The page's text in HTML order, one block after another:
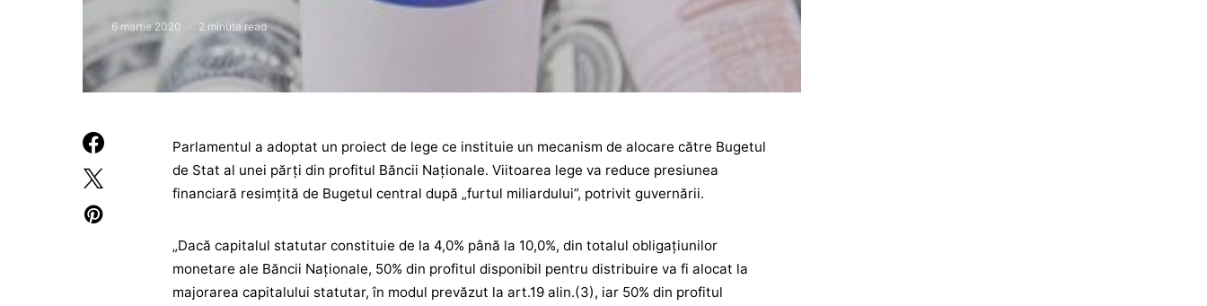
6 martie 2020 2 minute read
Parlamentul a adoptat un proiect de lege ce instituie un mecanism de alocare către Bugetul
de Stat al unei părți din profitul Băncii Naționale. Viitoarea lege va reduce presiunea
financiară resimțită de Bugetul central după „furtul miliardului”, potrivit guvernării.
„Dacă capitalul statutar constituie de la 4,0% până la 10,0%, din totalul obligaţiunilor
monetare ale Băncii Naţionale, 50% din profitul disponibil pentru distribuire va fi alocat la
majorarea capitalului statutar, în modul prevăzut la art.19 alin.(3), iar 50% din profitul